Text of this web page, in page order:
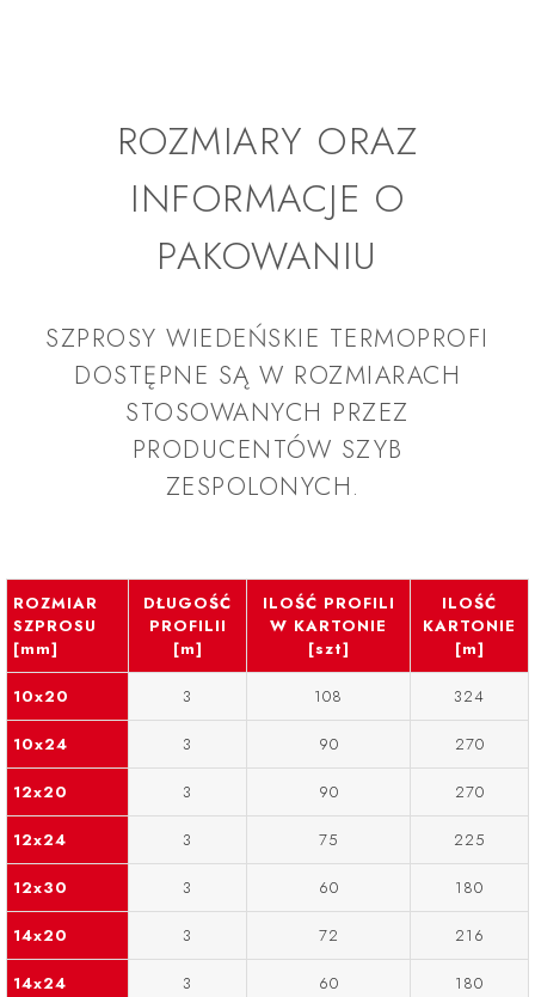
ROZMIARY ORAZ
INFORMACJE O
PAKOWANIU
SZPROSY WIEDEŃSKIE TERMOPROFI
DOSTĘPNE SĄ W ROZMIARACH
STOSOWANYCH PRZEZ
PRODUCENTÓW SZYB
ZESPOLONYCH. ​
ROZMIAR
SZPROSU
[mm]
DŁUGOŚĆ
PROFILII
[m]
ILOŚĆ PROFILI
W KARTONIE
[szt]
ILOŚĆ
KARTONIE
[m]
10x20 3 108 324
10x24 3 90 270
12x20 3 90 270
12x24 3 75 225
12x30 3 60 180
14x20 3 72 216
14x24 3 60 180